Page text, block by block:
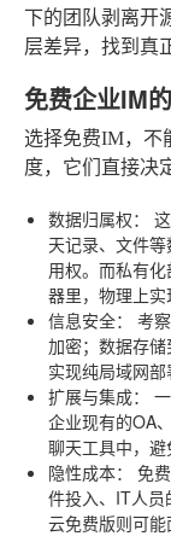
下的团队剥离开
层差异，找到真
免费企业IM
选择免费IM，不
度，它们直接决
数据归属权：
天记录、文件
用权。而私有
器里，物理上实
信息安全：
考
加密；数据存
实现纯局域网部
扩展与集成：
企业现有的OA
聊天工具中，避
隐性成本：
免
件投入、IT人
云免费版则可能